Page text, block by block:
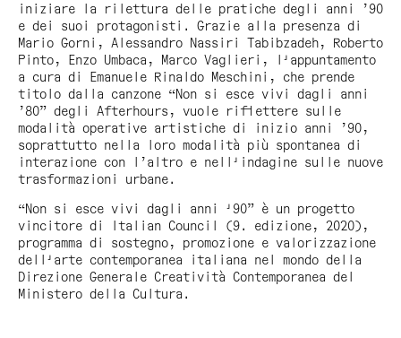
iniziare la rilettura delle pratiche degli anni ’90
e dei suoi protagonisti. Grazie alla presenza di
Mario Gorni, Alessandro Nassiri Tabibzadeh, Roberto
Pinto, Enzo Umbaca, Marco Vaglieri, l'appuntamento
a cura di Emanuele Rinaldo Meschini, che prende
titolo dalla canzone “Non si esce vivi dagli anni
’80” degli Afterhours, vuole riflettere sulle
modalità operative artistiche di inizio anni ’90,
soprattutto nella loro modalità più spontanea di
interazione con l’altro e nell'indagine sulle nuove
trasformazioni urbane.
“Non si esce vivi dagli anni '90” è un progetto
vincitore di Italian Council (9. edizione, 2020),
programma di sostegno, promozione e valorizzazione
dell'arte contemporanea italiana nel mondo della
Direzione Generale Creatività Contemporanea del
Ministero della Cultura.